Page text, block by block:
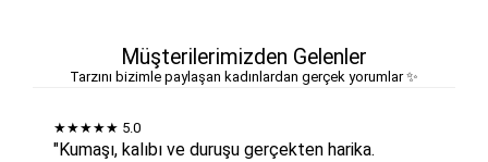
Müşterilerimizden Gelenler
Tarzını bizimle paylaşan kadınlardan gerçek yorumlar ✨
★★★★★ 5.0
"Kumaşı, kalıbı ve duruşu gerçekten harika.